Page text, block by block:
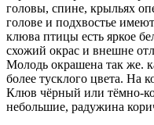
головы, спине, крыльях
голове и подхвостье
клюва птицы есть яркое
схожий окрас и внешне
Молодь окрашена так же.
более тусклого цвета. На
Клюв чёрный или тёмно-
небольшие, радужина